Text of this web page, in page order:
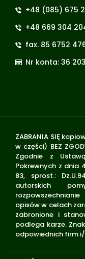
+48 (085) 675
+48 669 304
fax. 85 6752
Nr konta: 36
ZABRANIA SIĘ
w części) BEZ
Zgodnie z
Pokrewnych z dnia
83, sprost.:
autorskich
opisów w celach
zabronione i
podlega karze.
odpowiednich firm